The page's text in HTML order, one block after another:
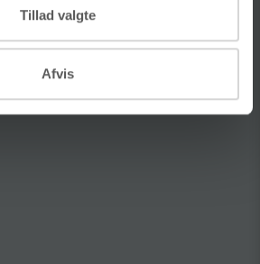
Tillad valgte
Afvis